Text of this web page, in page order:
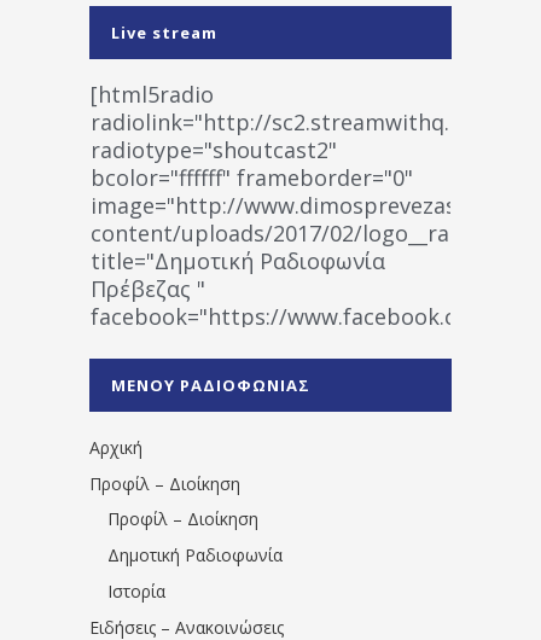
Live stream
[html5radio
radiolink="http://
radiotype="shoutcast2"
bcolor="ffffff" frameborder="0"
image="http://www.dimosprevezas.gr/wp-
content/uploads/2017/02/
title="Δημοτική Ραδιοφωνία
Πρέβεζας "
facebook="https://www.facebook.com/
1531194763766854/" artist="" ]
ΜΕΝΟΥ ΡΑΔΙΟΦΩΝΙΑΣ
Αρχική
Προφίλ – Διοίκηση
Προφίλ – Διοίκηση
Δημοτική Ραδιοφωνία
Ιστορία
Ειδήσεις – Ανακοινώσεις